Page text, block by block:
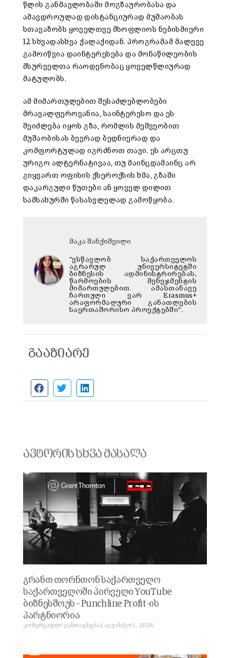
წლის განმავლობაში მოგზაურობასა და
ამავდროულად დისტანციურად მუშაობას
სთავაზობს ყოველთვე მსოფლიოს ნებისმიერი
12 სხვადასხვა ქალაქიდან. პროგრამამ მალევე
გამოიწვია დაინტერესება და მონაწილეობის
მსურველთა რაოდენობაც ყოველწლიურად
მატულობს.
ამ მიმართულებით შესაძლებლობები
მრავალფეროვანია, საინტერესო და ეს
შეიძლება იყოს გზა, რომლის მეშვეობით
მუშაობისას ბევრად ბედნიერად და
კომფორტულად იგრძნოთ თავი. ეს არცთუ
ურიგო ალტერნატივაა, თუ მაინცდამაინც არ
გიყვართ ოფისის ქსეროქსის ხმა, გზაში
დაკარგული წუთები ან ყოველ დილით
სამსახურში წასასვლელად გამოწყობა.
მაკა შანქიშვილი
"ვსწავლობ საქართველოს
აგრარულ უნივერსიტეტში
ბიზნესის ადმინისტრირებას,
წარმოების მენეჯმენტის
მიმართულებით. ამასთანავე
ჩართული ვარ Erasmus+
არაფორმალური განათლების
საერთაშორისო პროექტებში".
გააზიარე
ავტორის სხვა მასალა
გრანთ თორნთონ საქართველო
საქართველოში პირველი YouTube
ბიზნესშოუს – Punchline Profit-ის
პარტნიორია
კომერციული განთავსება აგვისტო 5, 2026